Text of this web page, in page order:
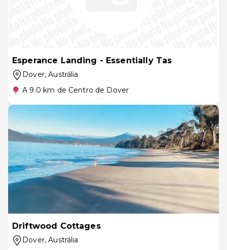
Esperance Landing - Essentially Tas
Dover, Austrália
A 9.0 km de Centro de Dover
Driftwood Cottages
Dover, Austrália